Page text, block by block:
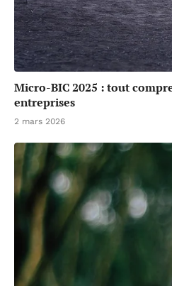
Micro-BIC 2025 : tout
entreprises
2 mars 2026